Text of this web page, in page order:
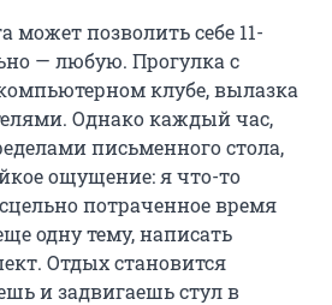
может позволить себе 11-
— любую. Прогулка с
клубе, вылазка
Однако каждый час,
письменного стола,
ощущение: я что-то
потраченное время
одну тему, написать
Отдых становится
и задвигаешь стул в